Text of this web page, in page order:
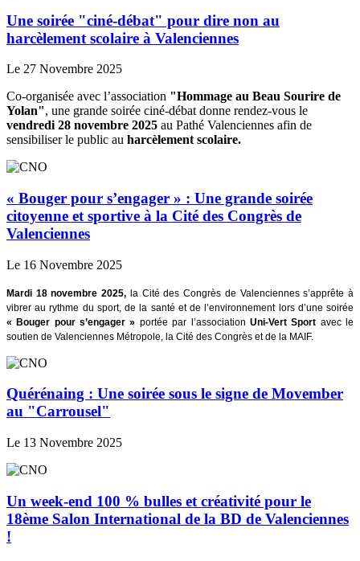
Une soirée "ciné-débat" pour dire non au
harcèlement scolaire à Valenciennes
Le 27 Novembre 2025
Co-organisée avec l’association "Hommage au Beau Sourire de
Yolan", une grande soirée ciné-débat donne rendez-vous le
vendredi 28 novembre 2025 au Pathé Valenciennes afin de
sensibiliser le public au harcèlement scolaire.
« Bouger pour s’engager » : Une grande soirée
citoyenne et sportive à la Cité des Congrès de
Valenciennes
Le 16 Novembre 2025
Mardi 18 novembre 2025, la Cité des Congrès de Valenciennes s’apprête à
vibrer au rythme du sport, de la santé et de l’environnement lors d’une soirée
« Bouger pour s’engager » portée par l’association Uni-Vert Sport avec le
soutien de Valenciennes Métropole, la Cité des Congrès et de la MAIF.
Quérénaing : Une soirée sous le signe de Movember
au "Carrousel"
Le 13 Novembre 2025
Un week-end 100 % bulles et créativité pour le
18ème Salon International de la BD de Valenciennes
!